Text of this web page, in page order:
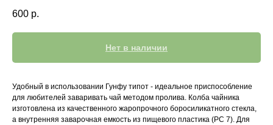
600 р.
Нет в наличии
Удобный в использовании Гунфу типот - идеальное приспособление
для любителей заваривать чай методом пролива. Колба чайника
изготовлена из качественного жаропрочного боросиликатного стекла,
а внутренняя заварочная емкость из пищевого пластика (PC 7). Для